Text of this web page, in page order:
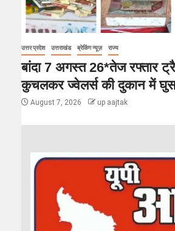
उत्तर प्रदेश उत्तराखंड ब्रेकिंग न्यूज़ राज्य
बांदा 7 अगस्त 26*तेज रफ्तार
कुचलकर ज्वेलर्स की दुकान में
August 7, 2026 up aajtak